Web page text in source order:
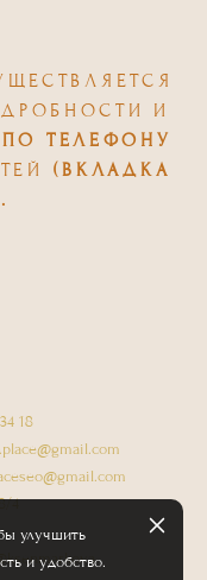
И
ПО ТЕЛЕФОНУ
(ВКЛАДКА
18
4
улучшить
и удобство.